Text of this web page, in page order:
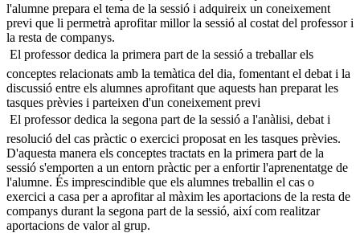
l'alumne prepara el tema de la sessió i adquireix un coneixement
previ que li permetrà aprofitar millor la sessió al costat del professor i
la resta de companys.
 El professor dedica la primera part de la sessió a treballar els
conceptes relacionats amb la temàtica del dia, fomentant el debat i la
discussió entre els alumnes aprofitant que aquests han preparat les
tasques prèvies i parteixen d'un coneixement previ
 El professor dedica la segona part de la sessió a l'anàlisi, debat i
resolució del cas pràctic o exercici proposat en les tasques prèvies.
D'aquesta manera els conceptes tractats en la primera part de la
sessió s'emporten a un entorn pràctic per a enfortir l'aprenentatge de
l'alumne. És imprescindible que els alumnes treballin el cas o
exercici a casa per a aprofitar al màxim les aportacions de la resta de
companys durant la segona part de la sessió, així com realitzar
aportacions de valor al grup.